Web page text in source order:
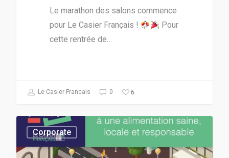
Le marathon des salons commence
pour Le Casier Français !
Pour
cette rentrée de…
Le Casier Francais 0 6
Corporate